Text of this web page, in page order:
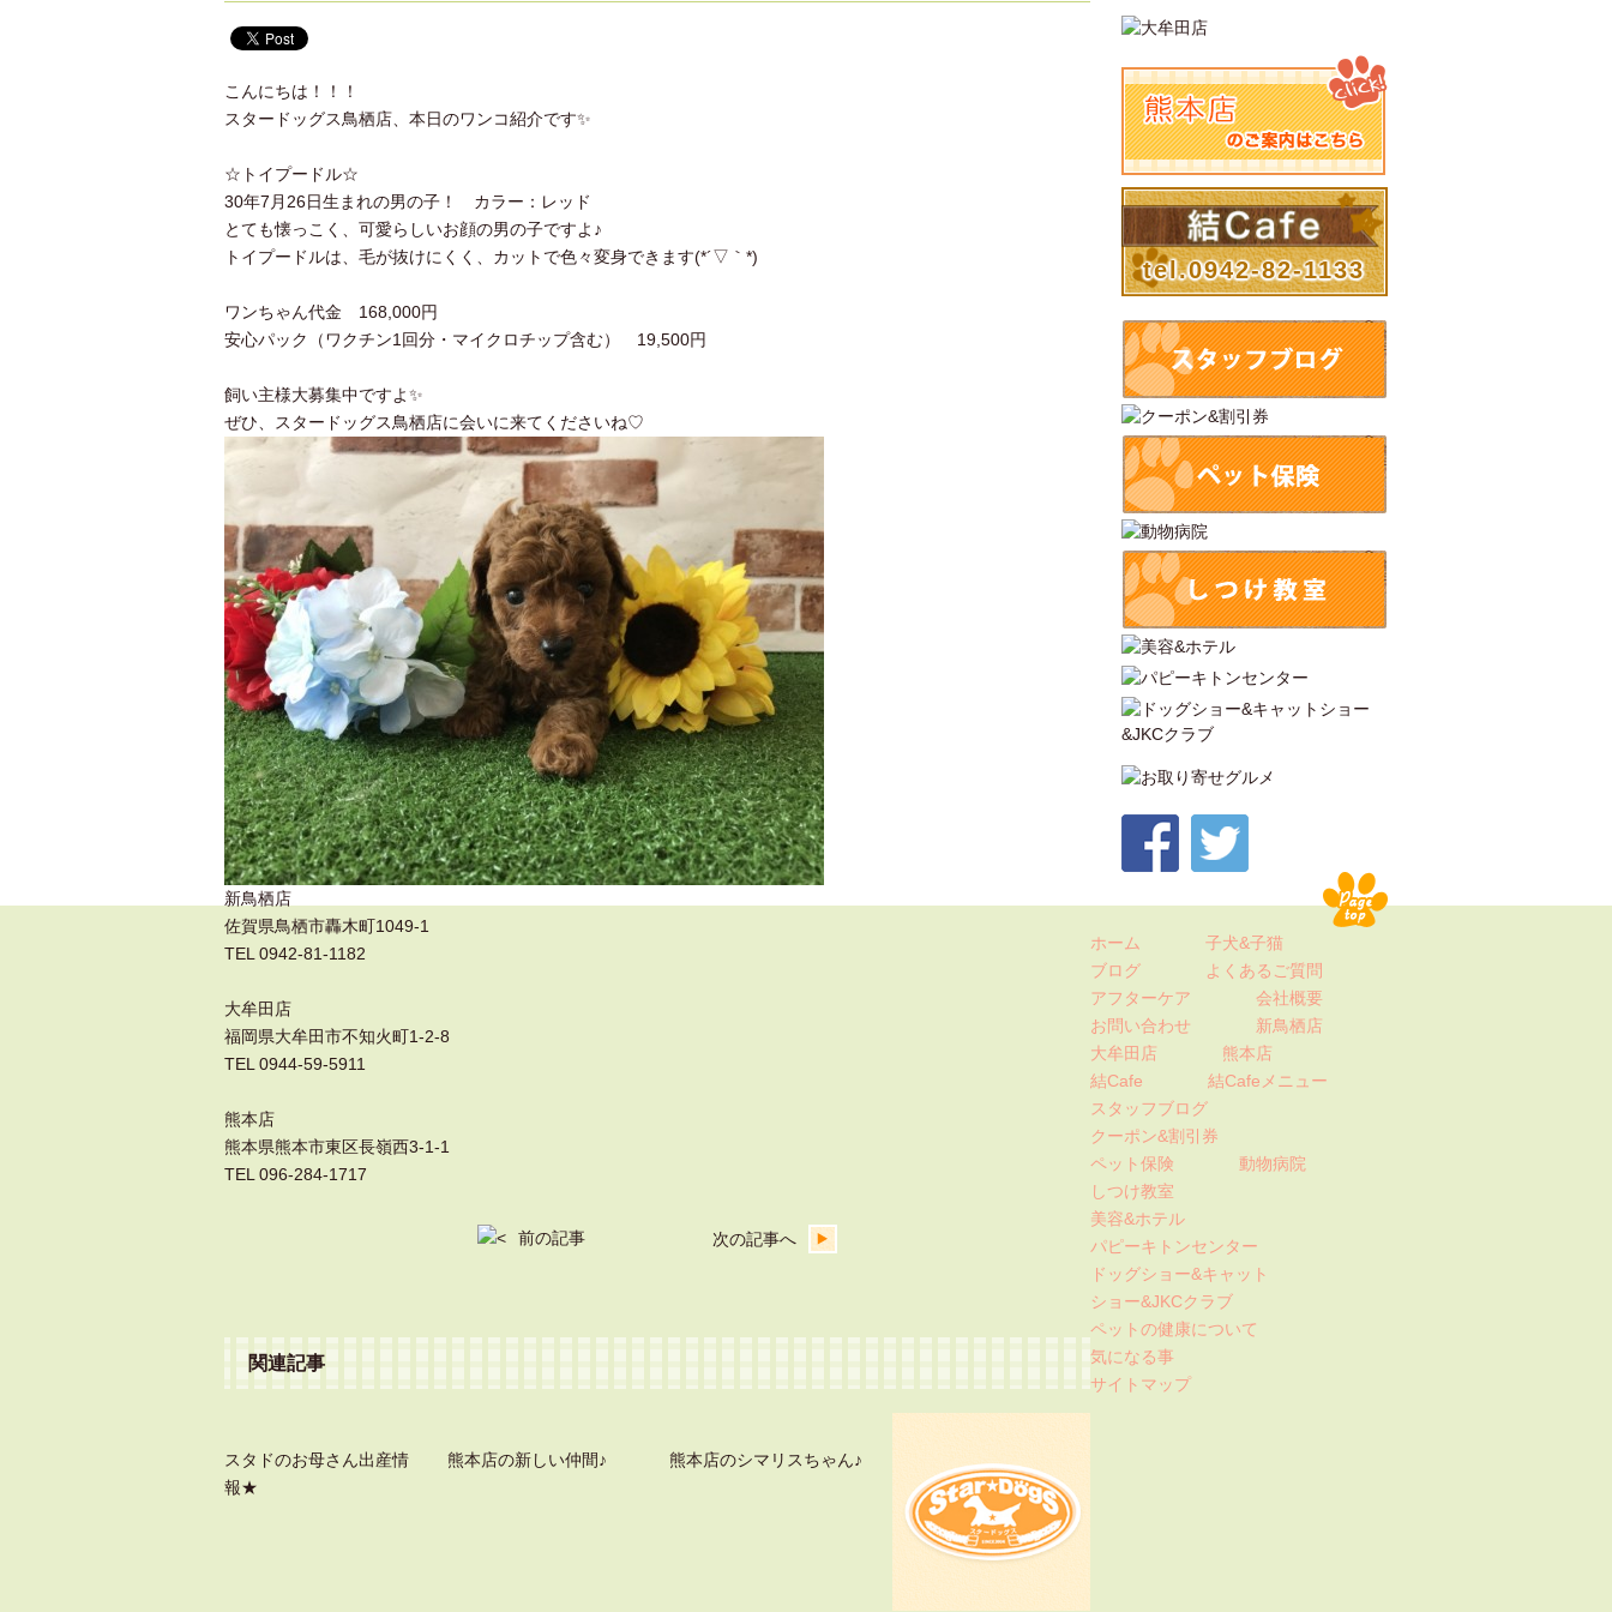
こんにちは！！！
スタードッグス鳥栖店、本日のワンコ紹介です✨
☆トイプードル☆
30年7月26日生まれの男の子！ カラー：レッド
とても懐っこく、可愛らしいお顔の男の子ですよ♪
トイプードルは、毛が抜けにくく、カットで色々変身できます(*´▽｀*)
ワンちゃん代金 168,000円
安心パック（ワクチン1回分・マイクロチップ含む） 19,500円
飼い主様大募集中ですよ✨
ぜひ、スタードッグス鳥栖店に会いに来てくださいね♡
新鳥栖店
佐賀県鳥栖市轟木町1049-1
TEL 0942-81-1182
大牟田店
福岡県大牟田市不知火町1-2-8
TEL 0944-59-5911
熊本店
熊本県熊本市東区長嶺西3-1-1
TEL 096-284-1717
前の記事 次の記事へ
関連記事
スタドのお母さん出産情
報★
熊本店の新しい仲間♪ 熊本店のシマリスちゃん♪
tel.0942-82-1133
ホーム
子犬&子猫
ブログ
よくあるご質問
アフターケア
会社概要
お問い合わせ
新鳥栖店
大牟田店
熊本店
結Cafe
結Cafeメニュー
スタッフブログ
クーポン&割引券
ペット保険
動物病院
しつけ教室
美容&ホテル
パピーキトンセンター
ドッグショー&キャット
ショー&JKCクラブ
ペットの健康について
気になる事
サイトマップ